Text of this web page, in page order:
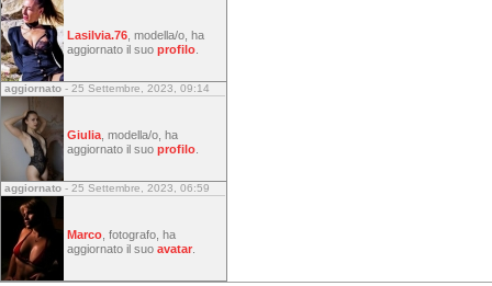
Lasilvia.76 , modella/o, ha
aggiornato il suo profilo
aggiornato - 25 Settembre, 2023, 09:14
Giulia , modella/o, ha
aggiornato il suo profilo
aggiornato - 25 Settembre, 2023, 06:59
Marco , fotografo, ha
aggiornato il suo avatar